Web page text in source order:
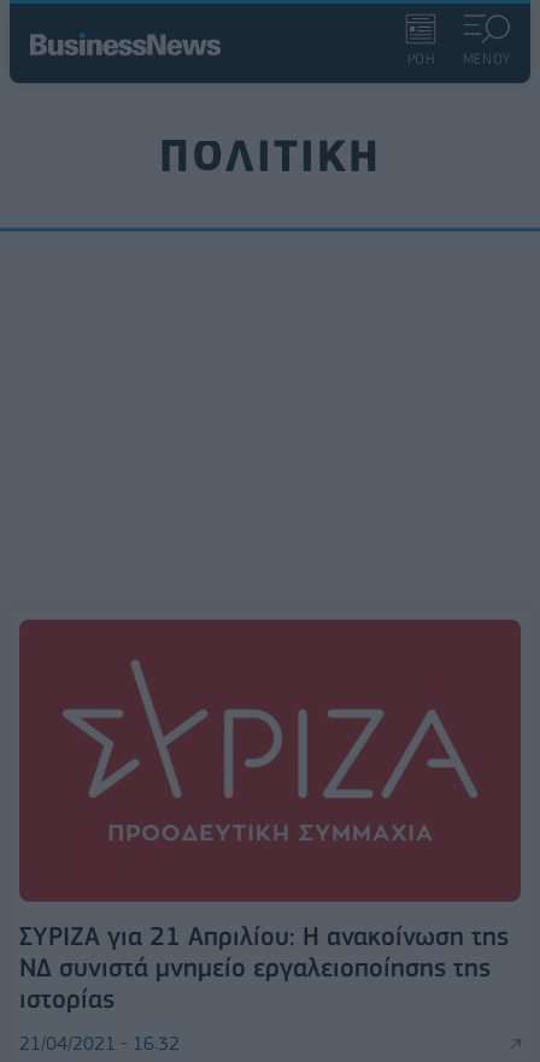
ΡΟΗ ΜΕΝΟΥ
ΠΟΛΙΤΙΚΗ
ΣΥΡΙΖΑ για 21 Απριλίου: Η ανακοίνωση της
ΝΔ συνιστά μνημείο εργαλειοποίησης της
ιστορίας
21/04/2021 - 16:32